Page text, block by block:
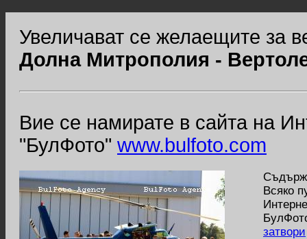
Увеличават се желаещите за
Долна Митрополия -
Вие се намирате в сайта на
"БулФото" www.bulfoto.com
Всяко
затвори